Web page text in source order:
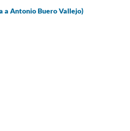
a Antonio Buero Vallejo)